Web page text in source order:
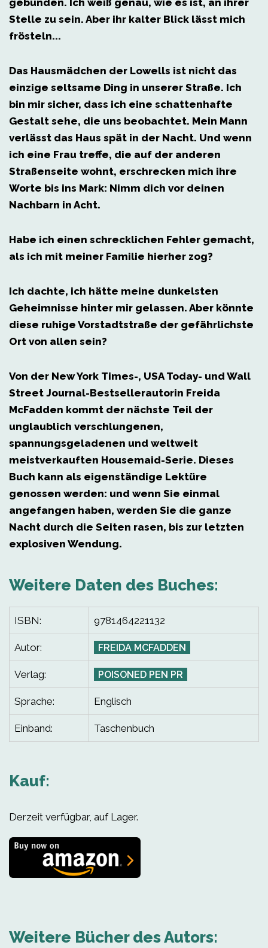
gebunden. Ich weiß genau, wie es ist, an ihrer
Stelle zu sein. Aber ihr kalter Blick lässt mich
frösteln...
Das Hausmädchen der Lowells ist nicht das
einzige seltsame Ding in unserer Straße. Ich
bin mir sicher, dass ich eine schattenhafte
Gestalt sehe, die uns beobachtet. Mein Mann
verlässt das Haus spät in der Nacht. Und wenn
ich eine Frau treffe, die auf der anderen
Straßenseite wohnt, erschrecken mich ihre
Worte bis ins Mark: Nimm dich vor deinen
Nachbarn in Acht.
Habe ich einen schrecklichen Fehler gemacht,
als ich mit meiner Familie hierher zog?
Ich dachte, ich hätte meine dunkelsten
Geheimnisse hinter mir gelassen. Aber könnte
diese ruhige Vorstadtstraße der gefährlichste
Ort von allen sein?
Von der New York Times-, USA Today- und Wall
Street Journal-Bestsellerautorin Freida
McFadden kommt der nächste Teil der
unglaublich verschlungenen,
spannungsgeladenen und weltweit
meistverkauften Housemaid-Serie. Dieses
Buch kann als eigenständige Lektüre
genossen werden: und wenn Sie einmal
angefangen haben, werden Sie die ganze
Nacht durch die Seiten rasen, bis zur letzten
explosiven Wendung.
Weitere Daten des Buches:
ISBN: 9781464221132
Autor: FREIDA MCFADDEN
Verlag: POISONED PEN PR
Sprache: Englisch
Einband: Taschenbuch
Kauf:
Derzeit verfügbar, auf Lager.
Weitere Bücher des Autors: